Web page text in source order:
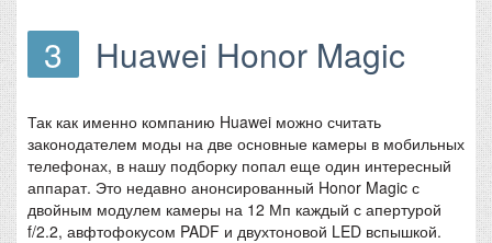
3 Huawei Honor Magic
Так как именно компанию Huawei можно считать
законодателем моды на две основные камеры в мобильных
телефонах, в нашу подборку попал еще один интересный
аппарат. Это недавно анонсированный Honor Magic с
двойным модулем камеры на 12 Мп каждый с апертурой
f/2.2, авфтофокусом PADF и двухтоновой LED вспышкой.